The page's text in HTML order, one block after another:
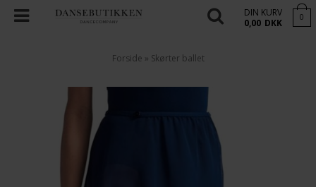
DIN KURV
0,00 DKK 0
Forside » Skørter ballet